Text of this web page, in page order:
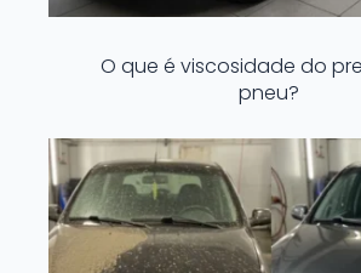
O que é viscosidade do
pneu?